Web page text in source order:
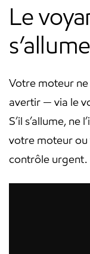
Le
Votre moteur
avertir — via le
S’il s’allume, ne
votre moteur ou
contrôle urgent.